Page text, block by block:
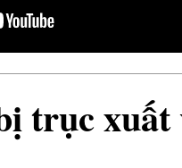
trục xuất